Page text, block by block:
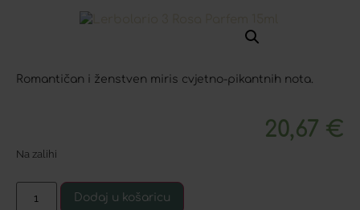
Romantičan i ženstven miris cvjetno-pikantnih nota.
20,67 €
Na zalihi
Dodaj u košaricu